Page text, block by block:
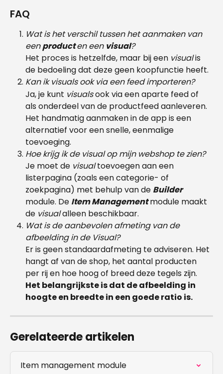
FAQ
Wat is het verschil tussen het aanmaken van
een product en een visual?
Het proces is hetzelfde, maar bij een visual is
de bedoeling dat deze geen koopfunctie heeft.
Kan ik visuals ook via een feed importeren?
Ja, je kunt visuals ook via een aparte feed of
als onderdeel van de productfeed aanleveren.
Het handmatig aanmaken in de app is een
alternatief voor een snelle, eenmalige
toevoeging.
Hoe krijg ik de visual op mijn webshop te zien?
Je moet de visual toevoegen aan een
listerpagina (zoals een categorie- of
zoekpagina) met behulp van de Builder
module. De Item Management module maakt
de visual alleen beschikbaar.​
Wat is de aanbevolen afmeting van de
afbeelding in de Visual?
Er is geen standaardafmeting te adviseren. Het
hangt af van de shop, het aantal producten
per rij en hoe hoog of breed deze tegels zijn.
Het belangrijkste is dat de afbeelding in
hoogte en breedte in een goede ratio is.
Gerelateerde artikelen
Item management module